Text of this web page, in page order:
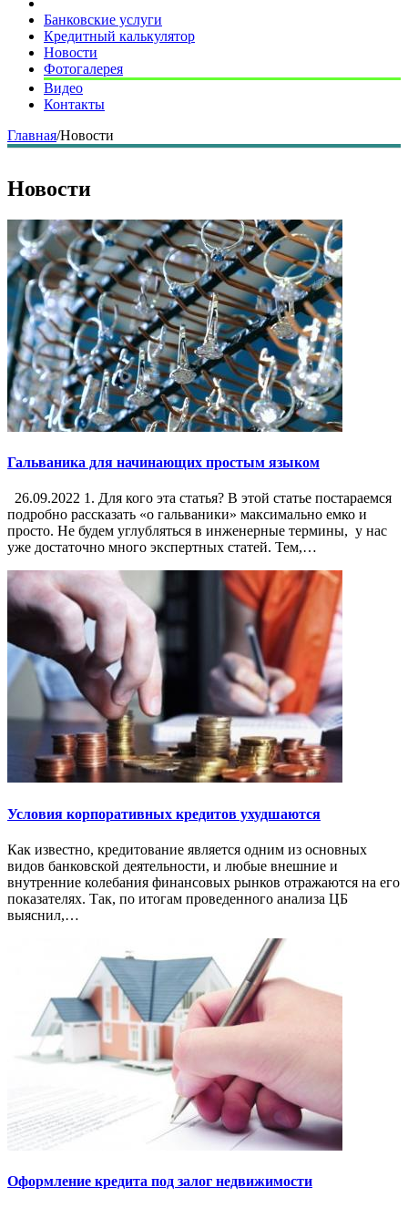
Банковские услуги
Кредитный калькулятор
Новости
Фотогалерея
Видео
Контакты
Главная/Новости
Новости
Гальваника для начинающих простым языком
26.09.2022 1. Для кого эта статья? В этой статье постараемся
подробно рассказать «о гальваники» максимально емко и
просто. Не будем углубляться в инженерные термины, у нас
уже достаточно много экспертных статей. Тем,…
Условия корпоративных кредитов ухудшаются
Как известно, кредитование является одним из основных
видов банковской деятельности, и любые внешние и
внутренние колебания финансовых рынков отражаются на его
показателях. Так, по итогам проведенного анализа ЦБ
выяснил,…
Оформление кредита под залог недвижимости